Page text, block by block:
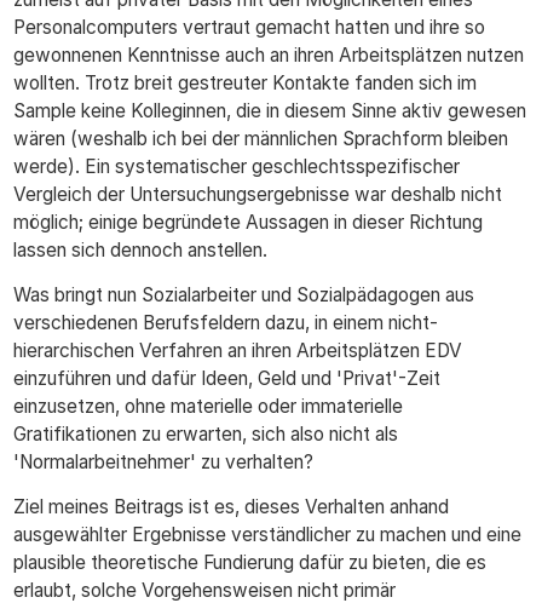
Personalcomputers vertraut gemacht hatten und ihre so
gewonnenen Kenntnisse auch an ihren Arbeitsplätzen nutzen
wollten. Trotz breit gestreuter Kontakte fanden sich im
Sample keine Kolleginnen, die in diesem Sinne aktiv gewesen
wären (weshalb ich bei der männlichen Sprachform bleiben
werde). Ein systematischer geschlechtsspezifischer
Vergleich der Untersuchungsergebnisse war deshalb nicht
möglich; einige begründete Aussagen in dieser Richtung
lassen sich dennoch anstellen.
Was bringt nun Sozialarbeiter und Sozialpädagogen aus
verschiedenen Berufsfeldern dazu, in einem nicht-
hierarchischen Verfahren an ihren Arbeitsplätzen EDV
einzuführen und dafür Ideen, Geld und 'Privat'-Zeit
einzusetzen, ohne materielle oder immaterielle
Gratifikationen zu erwarten, sich also nicht als
'Normalarbeitnehmer' zu verhalten?
Ziel meines Beitrags ist es, dieses Verhalten anhand
ausgewählter Ergebnisse verständlicher zu machen und eine
plausible theoretische Fundierung dafür zu bieten, die es
erlaubt, solche Vorgehensweisen nicht primär